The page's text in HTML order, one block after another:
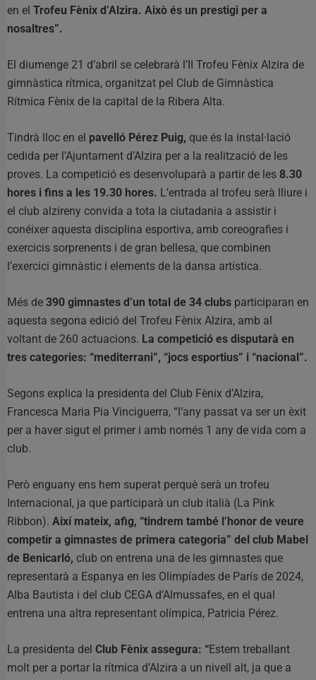
en el Trofeu Fènix d’Alzira. Això és un prestigi per a
nosaltres”.
El diumenge 21 d’abril se celebrarà l’II Trofeu Fènix Alzira de
gimnàstica rítmica, organitzat pel Club de Gimnàstica
Rítmica Fènix de la capital de la Ribera Alta.
Tindrà lloc en el pavelló Pérez Puig, que és la instal·lació
cedida per l’Ajuntament d’Alzira per a la realització de les
proves. La competició es desenvoluparà a partir de les 8.30
hores i fins a les 19.30 hores. L’entrada al trofeu serà lliure i
el club alzireny convida a tota la ciutadania a assistir i
conéixer aquesta disciplina esportiva, amb coreografies i
exercicis sorprenents i de gran bellesa, que combinen
l’exercici gimnàstic i elements de la dansa artística.
Més de 390 gimnastes d’un total de 34 clubs participaran en
aquesta segona edició del Trofeu Fènix Alzira, amb al
voltant de 260 actuacions. La competició es disputarà en
tres categories: “mediterrani”, “jocs esportius” i “nacional”.
Segons explica la presidenta del Club Fènix d’Alzira,
Francesca Maria Pia Vinciguerra, “l’any passat va ser un èxit
per a haver sigut el primer i amb només 1 any de vida com a
club.
Però enguany ens hem superat perquè serà un trofeu
Internacional, ja que participarà un club italià (La Pink
Ribbon). Així mateix, afig, “tindrem també l’honor de veure
competir a gimnastes de primera categoria” del club Mabel
de Benicarló, club on entrena una de les gimnastes que
representarà a Espanya en les Olimpíades de París de 2024,
Alba Bautista i del club CEGA d’Almussafes, en el qual
entrena una altra representant olímpica, Patricia Pérez.
La presidenta del Club Fènix assegura: “Estem treballant
molt per a portar la rítmica d’Alzira a un nivell alt, ja que a